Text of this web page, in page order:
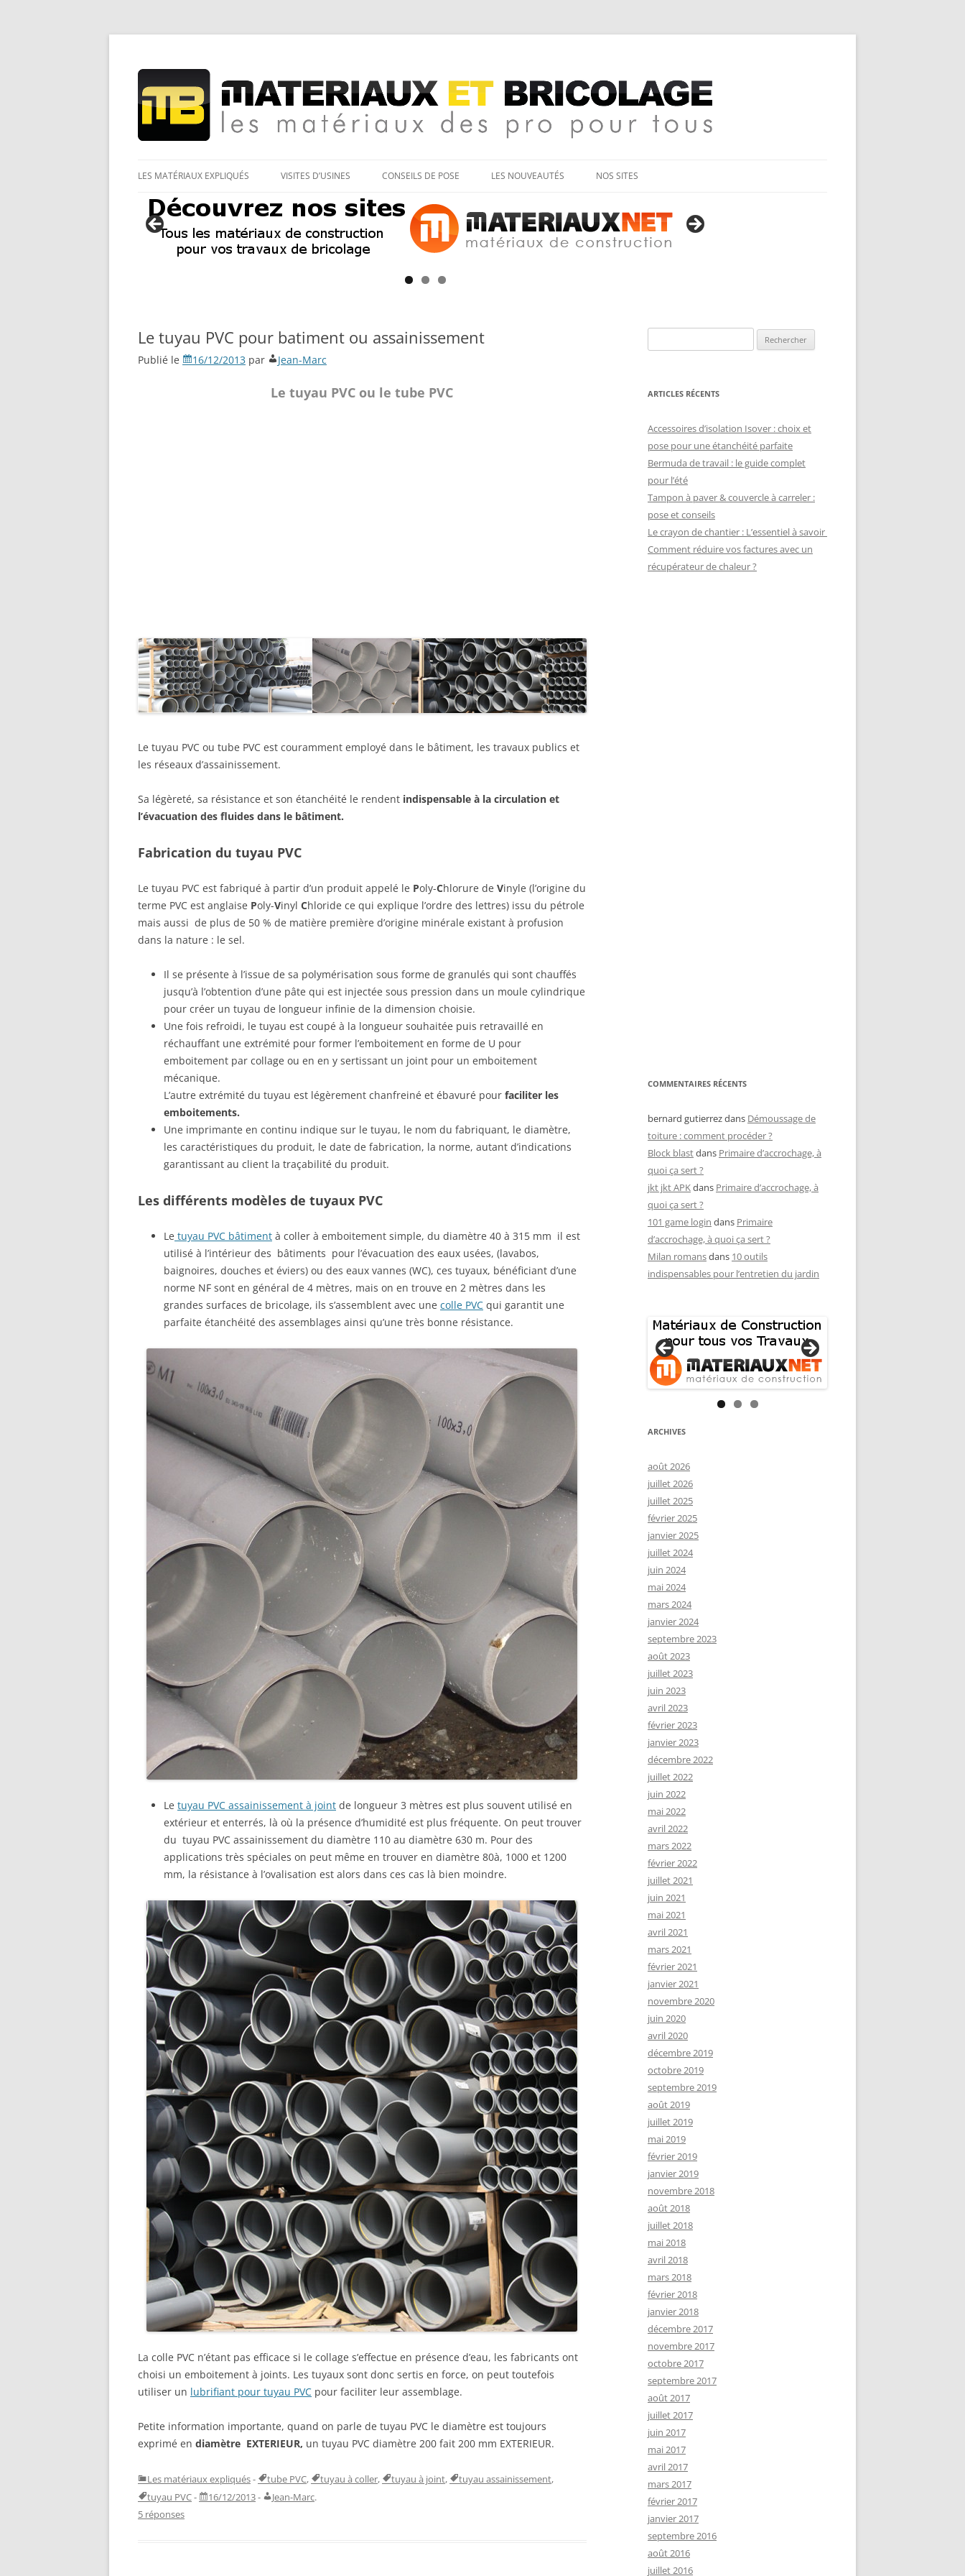
Matériaux et bricolage
au
LES MATÉRIAUX EXPLIQUÉS VISITES D’USINES CONSEILS DE POSE LES NOUVEAUTÉS NOS SITES
Le tuyau PVC pour batiment ou assainissement
Publié le 16/12/2013 par Jean-Marc
Le tuyau PVC ou le tube PVC
Le tuyau PVC ou tube PVC est couramment employé dans le bâtiment, les travaux publics et
les réseaux d’assainissement.
Sa légèreté, sa résistance et son étanchéité le rendent indispensable à la circulation et
l’évacuation des fluides dans le bâtiment.
Fabrication du tuyau PVC
Le tuyau PVC est fabriqué à partir d’un produit appelé le Poly-Chlorure de Vinyle (l’origine du
terme PVC est anglaise Poly-Vinyl Chloride ce qui explique l’ordre des lettres) issu du pétrole
mais aussi de plus de 50 % de matière première d’origine minérale existant à profusion
dans la nature : le sel.
Il se présente à l’issue de sa polymérisation sous forme de granulés qui sont chauffés
jusqu’à l’obtention d’une pâte qui est injectée sous pression dans un moule cylindrique
pour créer un tuyau de longueur infinie de la dimension choisie.
Une fois refroidi, le tuyau est coupé à la longueur souhaitée puis retravaillé en
réchauffant une extrémité pour former l’emboitement en forme de U pour
emboitement par collage ou en en y sertissant un joint pour un emboitement
mécanique.
L’autre extrémité du tuyau est légèrement chanfreiné et ébavuré pour faciliter les
emboitements.
Une imprimante en continu indique sur le tuyau, le nom du fabriquant, le diamètre,
les caractéristiques du produit, le date de fabrication, la norme, autant d’indications
garantissant au client la traçabilité du produit.
Les différents modèles de tuyaux PVC
Le tuyau PVC bâtiment à coller à emboitement simple, du diamètre 40 à 315 mm il est
utilisé à l’intérieur des bâtiments pour l’évacuation des eaux usées, (lavabos,
baignoires, douches et éviers) ou des eaux vannes (WC), ces tuyaux, bénéficiant d’une
norme NF sont en général de 4 mètres, mais on en trouve en 2 mètres dans les
grandes surfaces de bricolage, ils s’assemblent avec une colle PVC qui garantit une
parfaite étanchéité des assemblages ainsi qu’une très bonne résistance.
Le tuyau PVC assainissement à joint de longueur 3 mètres est plus souvent utilisé en
extérieur et enterrés, là où la présence d’humidité est plus fréquente. On peut trouver
du tuyau PVC assainissement du diamètre 110 au diamètre 630 m. Pour des
applications très spéciales on peut même en trouver en diamètre 80à, 1000 et 1200
mm, la résistance à l’ovalisation est alors dans ces cas là bien moindre.
La colle PVC n’étant pas efficace si le collage s’effectue en présence d’eau, les fabricants ont
choisi un emboitement à joints. Les tuyaux sont donc sertis en force, on peut toutefois
utiliser un lubrifiant pour tuyau PVC pour faciliter leur assemblage.
Petite information importante, quand on parle de tuyau PVC le diamètre est toujours
exprimé en diamètre EXTERIEUR, un tuyau PVC diamètre 200 fait 200 mm EXTERIEUR.
Les matériaux expliqués- tube PVC, tuyau à coller, tuyau à joint, tuyau assainissement,
tuyau PVC- 16/12/2013- Jean-Marc.
5 réponses
ARTICLES RÉCENTS
Accessoires d’isolation Isover : choix et
pose pour une étanchéité parfaite
Bermuda de travail : le guide complet
pour l’été
Tampon à paver & couvercle à carreler :
pose et conseils
Le crayon de chantier : L’essentiel à savoir
Comment réduire vos factures avec un
récupérateur de chaleur ?
COMMENTAIRES RÉCENTS
bernard gutierrezdans Démoussage de
toiture : comment procéder ?
Block blastdans Primaire d’accrochage, à
quoi ça sert ?
jkt jkt APKdans Primaire d’accrochage, à
quoi ça sert ?
101 game login dans Primaire
d’accrochage, à quoi ça sert ?
Milan romansdans 10 outils
indispensables pour l’entretien du jardin
ARCHIVES
août 2026
juillet 2026
juillet 2025
février 2025
janvier 2025
juillet 2024
juin 2024
mai 2024
mars 2024
janvier 2024
septembre 2023
août 2023
juillet 2023
juin 2023
avril 2023
février 2023
janvier 2023
décembre 2022
juillet 2022
juin 2022
mai 2022
avril 2022
mars 2022
février 2022
juillet 2021
juin 2021
mai 2021
avril 2021
mars 2021
février 2021
janvier 2021
novembre 2020
juin 2020
avril 2020
décembre 2019
octobre 2019
septembre 2019
août 2019
juillet 2019
mai 2019
février 2019
janvier 2019
novembre 2018
août 2018
juillet 2018
mai 2018
avril 2018
mars 2018
février 2018
janvier 2018
décembre 2017
novembre 2017
octobre 2017
septembre 2017
août 2017
juillet 2017
juin 2017
mai 2017
avril 2017
mars 2017
février 2017
janvier 2017
septembre 2016
août 2016
juillet 2016